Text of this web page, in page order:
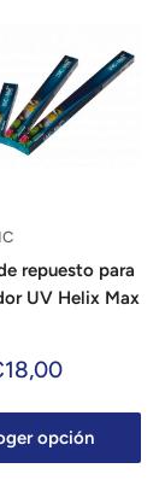
repuesto para
UV Helix Max
opción